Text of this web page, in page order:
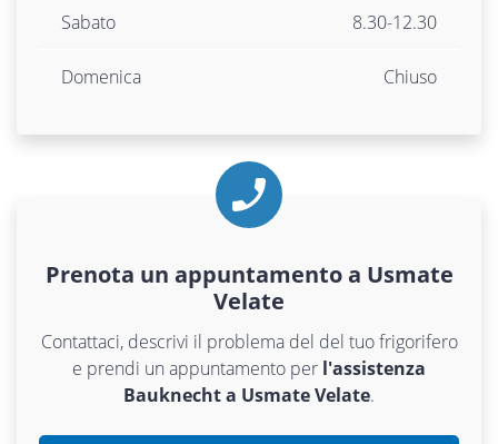
Sabato 8.30-12.30
Domenica Chiuso
Prenota un appuntamento a Usmate
Velate
Contattaci, descrivi il problema del del tuo frigorifero
e prendi un appuntamento per l'assistenza
Bauknecht a Usmate Velate.